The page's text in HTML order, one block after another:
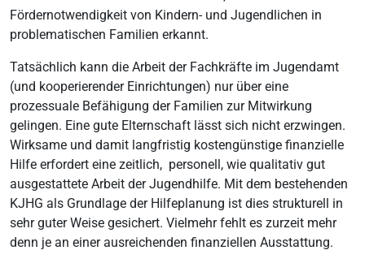
Fördernotwendigkeit von Kindern- und Jugendlichen in
problematischen Familien erkannt.
Tatsächlich kann die Arbeit der Fachkräfte im Jugendamt
(und kooperierender Einrichtungen) nur über eine
prozessuale Befähigung der Familien zur Mitwirkung
gelingen. Eine gute Elternschaft lässt sich nicht erzwingen.
Wirksame und damit langfristig kostengünstige finanzielle
Hilfe erfordert eine zeitlich, personell, wie qualitativ gut
ausgestattete Arbeit der Jugendhilfe. Mit dem bestehenden
KJHG als Grundlage der Hilfeplanung ist dies strukturell in
sehr guter Weise gesichert. Vielmehr fehlt es zurzeit mehr
denn je an einer ausreichenden finanziellen Ausstattung.